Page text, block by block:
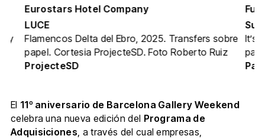
y
Eurostars Hotel Company
LUCE
Flamencos Delta del Ebro, 2025. Transfers sobre
papel. Cortesia ProjecteSD. Foto Roberto Ruiz
ProjecteSD
It’s
El 11º aniversario de Barcelona Gallery Weekend
celebra una nueva edición del Programa de
Adquisiciones, a través del cual empresas,